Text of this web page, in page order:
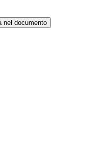
nel documento